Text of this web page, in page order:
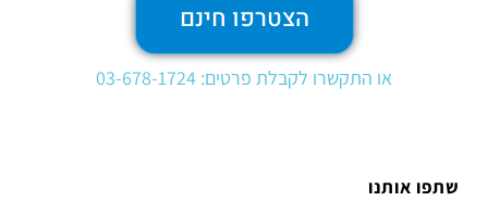
הצטרפו חינם
או התקשרו לקבלת פרטים: 03-678-1724
שתפו אותנו